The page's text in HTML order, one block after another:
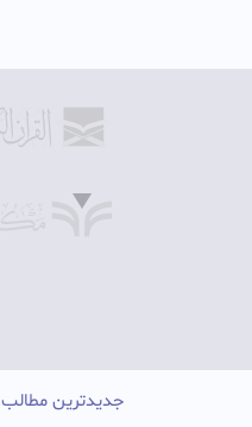
جدیدترین مطالب